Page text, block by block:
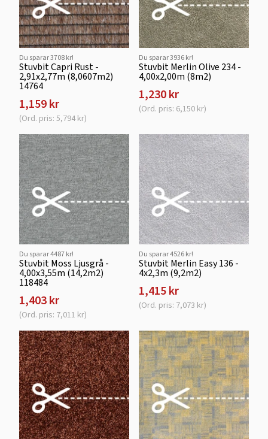
Du sparar 3708 kr!
Stuvbit Capri Rust -
2,91x2,77m (8,0607m2)
14764
1,159 kr
(Ord. pris: 5,794 kr)
Du sparar 3936 kr!
Stuvbit Merlin Olive 234 -
4,00x2,00m (8m2)
1,230 kr
(Ord. pris: 6,150 kr)
Du sparar 4487 kr!
Stuvbit Moss Ljusgrå -
4,00x3,55m (14,2m2)
118484
1,403 kr
(Ord. pris: 7,011 kr)
Du sparar 4526 kr!
Stuvbit Merlin Easy 136 -
4x2,3m (9,2m2)
1,415 kr
(Ord. pris: 7,073 kr)